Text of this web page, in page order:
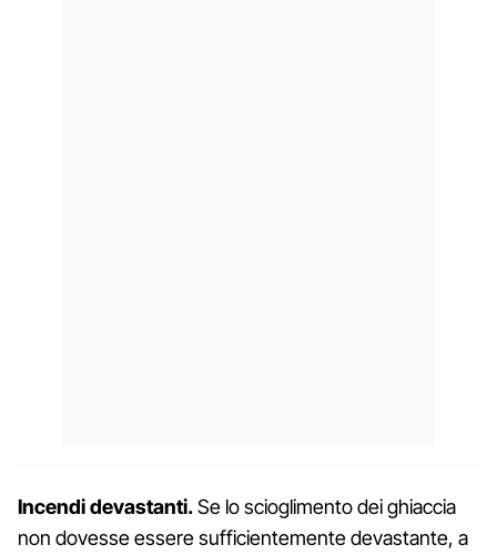
Incendi devastanti.Se lo scioglimento dei ghiaccia
non dovesse essere sufficientemente devastante, a